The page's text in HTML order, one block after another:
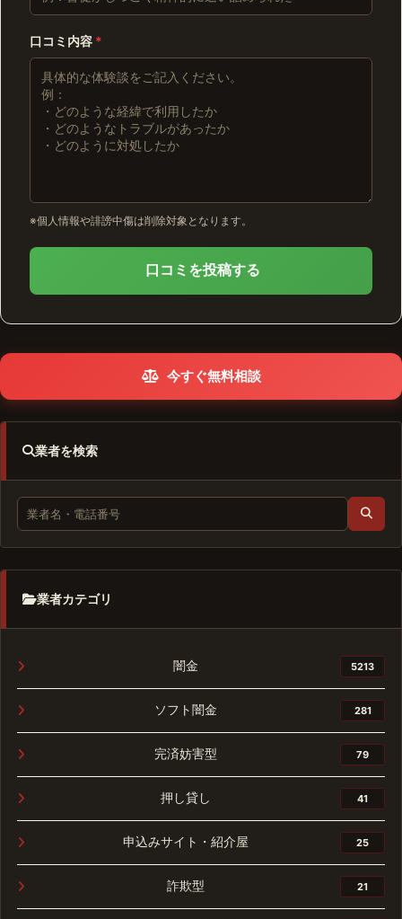
口コミ内容 *
※個人情報や誹謗中傷は削除対象となります。
口コミを投稿する
今すぐ無料相談
業者を検索
業者カテゴリ
闇金 5213
ソフト闇金 281
完済妨害型 79
押し貸し 41
申込みサイト・紹介屋 25
詐欺型 21